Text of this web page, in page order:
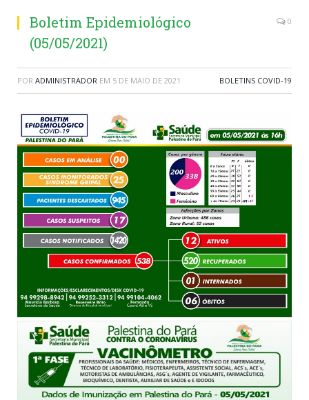
Boletim Epidemiológico
(05/05/2021)
0
POR ADMINISTRADOR EM 5 DE MAIO DE 2021 BOLETINS COVID-19